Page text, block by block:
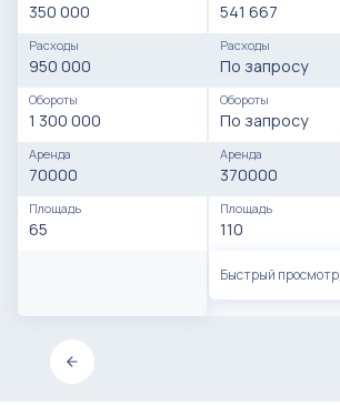
350 000
Расходы
950 000
Обороты
1 300 000
Аренда
70000
Площадь
65
541 667
Расходы
По запросу
Обороты
По запросу
Аренда
370000
Площадь
110
Быстрый просмотр